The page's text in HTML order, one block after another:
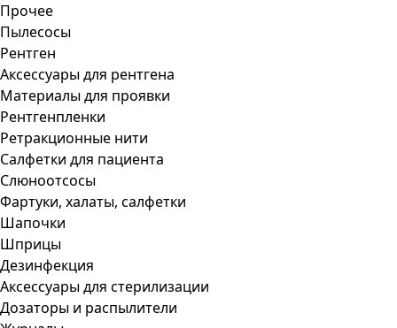
Прочее
Пылесосы
Рентген
Аксессуары для рентгена
Материалы для проявки
Рентгенпленки
Ретракционные нити
Салфетки для пациента
Слюноотсосы
Фартуки, халаты, салфетки
Шапочки
Шприцы
Дезинфекция
Аксессуары для стерилизации
Дозаторы и распылители